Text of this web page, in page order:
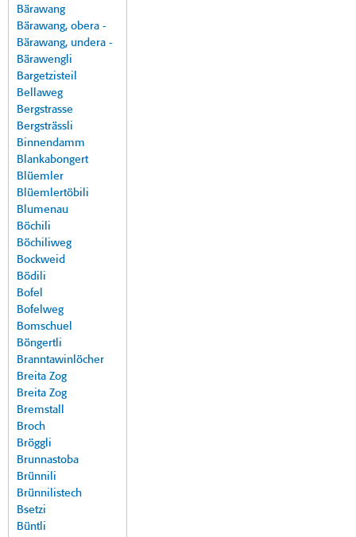
Bärawang
Bärawang, obera -
Bärawang, undera -
Bärawengli
Bargetzisteil
Bellaweg
Bergstrasse
Bergsträssli
Binnendamm
Blankabongert
Blüemler
Blüemlertöbili
Blumenau
Böchili
Böchiliweg
Bockweid
Bödili
Bofel
Bofelweg
Bomschuel
Böngertli
Branntawinlöcher
Breita Zog
Breita Zog
Bremstall
Broch
Bröggli
Brunnastoba
Brünnili
Brünnilistech
Bsetzi
Büntli